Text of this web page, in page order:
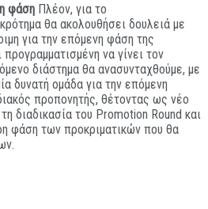
φάση Πλέον, για το
θα ακολουθήσει δουλειά με
για την επόμενη φάση της
να γίνει τον
διάστημα θα ανασυνταχθούμε, με
δυνατή ομάδα για την επόμενη
προπονητής, θέτοντας ως νέο
διαδικασία του Promotion Round και
φάση των προκριματικών που θα